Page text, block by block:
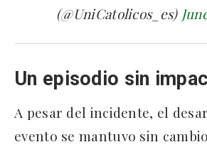
(@UniCatolicos_es)
Un episodio sin
A pesar del incidente, el
evento se mantuvo sin